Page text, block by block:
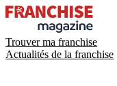
Trouver ma franchise
Actualités de la franchise